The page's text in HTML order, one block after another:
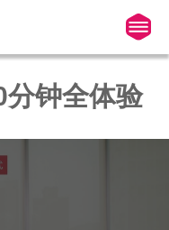
钟全体验